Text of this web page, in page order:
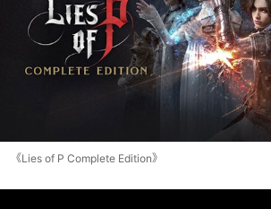
《Lies of P Complete Edition》